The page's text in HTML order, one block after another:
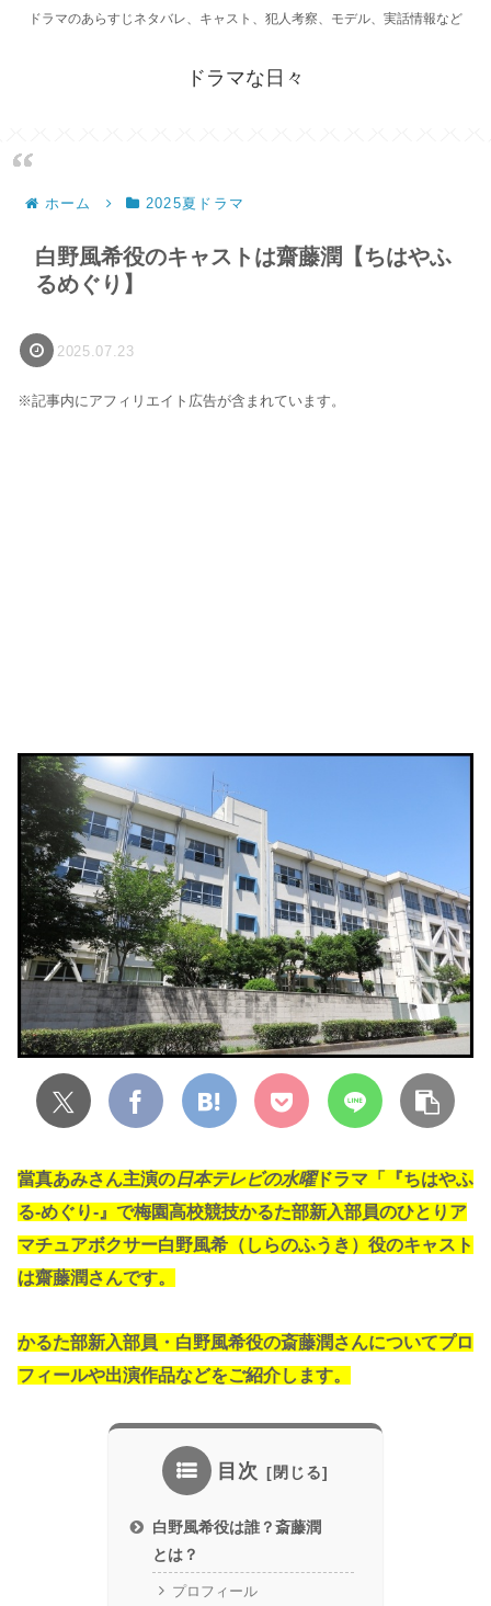
ドラマのあらすじネタバレ、キャスト、犯人考察、モデル、実話情報など
ドラマな日々
ホーム 2025夏ドラマ
白野風希役のキャストは齋藤潤【ちはやふ
るめぐり】
2025.07.23
※記事内にアフィリエイト広告が含まれています。
當真あみさん主演の日本テレビの水曜ドラマ「
『ちはやふ
る-めぐり-』で梅園高校競技かるた部新入部員のひとりア
マチュアボクサー白野風希（しらのふうき）役のキャスト
は齋藤潤さんです。
かるた部新入部員・白野風希役の斎藤潤さんについてプロ
フィールや出演作品などをご紹介します。
目次
白野風希役は誰？斎藤潤
とは？
プロフィール